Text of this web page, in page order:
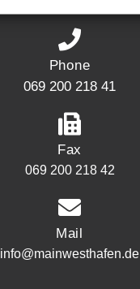
Phone
069 200 218 41
Fax
069 200 218 42
Mail
info@mainwesthafen.de